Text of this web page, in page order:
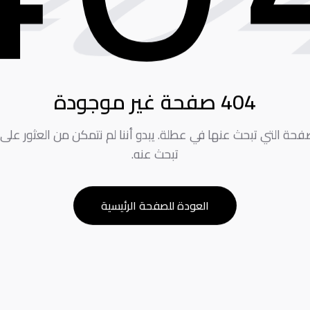
404 صفحة غير موجودة
التي تبحث عنها في عطلة. يبدو أننا لم نتمكن من العثور
تبحث عنه.
العودة للصفحة الرئيسية